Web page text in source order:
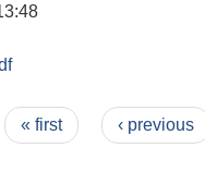
« first ‹ previous